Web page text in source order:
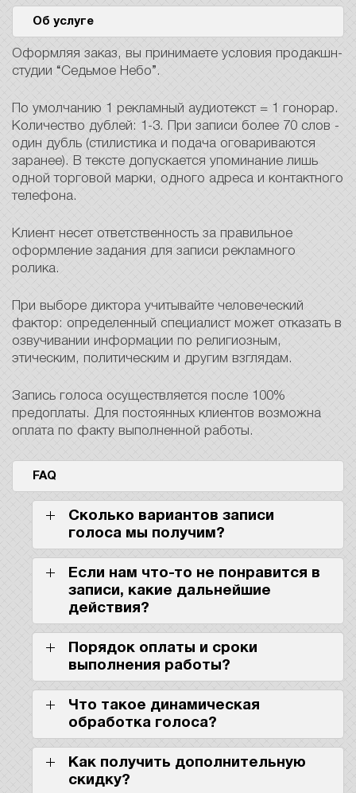
Об услуге
Оформляя заказ, вы принимаете условия продакшн-
студии “Седьмое Небо”.
По умолчанию 1 рекламный аудиотекст = 1 гонорар.
Количество дублей: 1-3. При записи более 70 слов -
один дубль (стилистика и подача оговариваются
заранее). В тексте допускается упоминание лишь
одной торговой марки, одного адреса и контактного
телефона.
Клиент несет ответственность за правильное
оформление задания для записи рекламного
ролика.
При выборе диктора учитывайте человеческий
фактор: определенный специалист может отказать в
озвучивании информации по религиозным,
этическим, политическим и другим взглядам.
Запись голоса осуществляется после 100%
предоплаты. Для постоянных клиентов возможна
оплата по факту выполненной работы.
FAQ
Сколько вариантов записи
голоса мы получим?
Если нам что-то не понравится в
записи, какие дальнейшие
действия?
Порядок оплаты и сроки
выполнения работы?
Что такое динамическая
обработка голоса?
Как получить дополнительную
скидку?